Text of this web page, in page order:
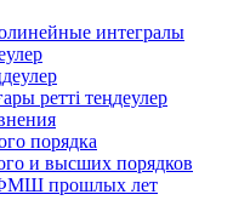
интегралы
ретті теңдеулер
порядка
и высших порядков
прошлых лет